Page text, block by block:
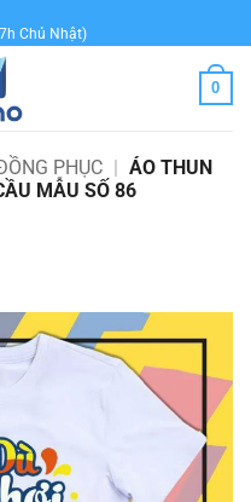
Chủ Nhật)
0
PHỤC | ÁO THUN
MẪU SỐ 86